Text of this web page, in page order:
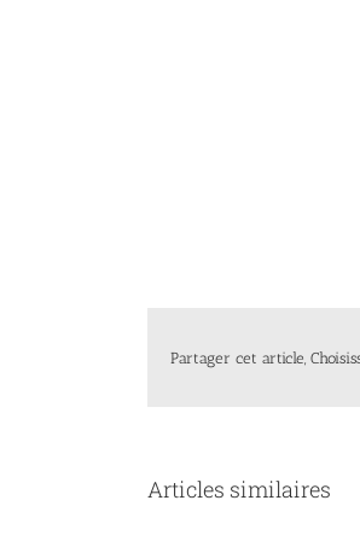
Partager cet article,
Articles similaires